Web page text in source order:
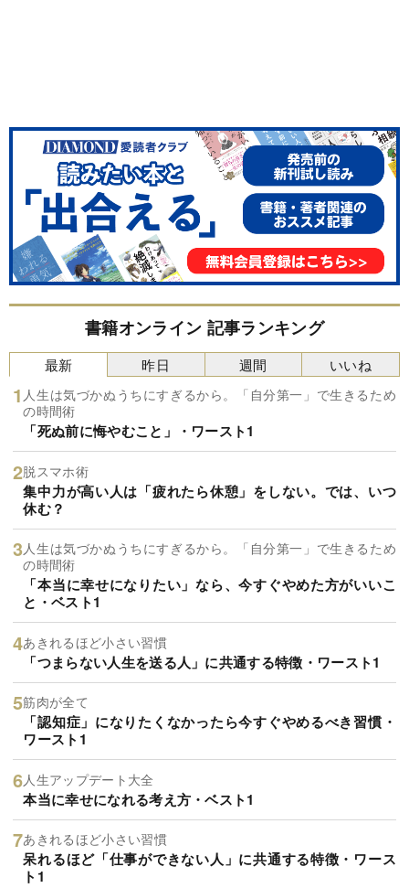
書籍オンライン 記事ランキング
最新
人生は気づかぬうちにすぎるから。「自分第一」で生きるため
の時間術
「死ぬ前に悔やむこと」・ワースト1
脱スマホ術
集中力が高い人は「疲れたら休憩」をしない。では、いつ
休む？
人生は気づかぬうちにすぎるから。「自分第一」で生きるため
の時間術
「本当に幸せになりたい」なら、今すぐやめた方がいいこ
と・ベスト1
あきれるほど小さい習慣
「つまらない人生を送る人」に共通する特徴・ワースト1
筋肉が全て
「認知症」になりたくなかったら今すぐやめるべき習慣・
ワースト1
人生アップデート大全
本当に幸せになれる考え方・ベスト1
あきれるほど小さい習慣
呆れるほど「仕事ができない人」に共通する特徴・ワース
ト1
昨日 週間 いいね